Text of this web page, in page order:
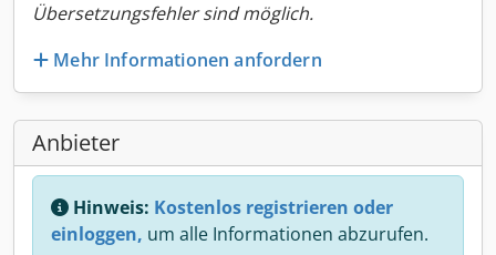
Übersetzungsfehler sind möglich.
Mehr Informationen anfordern
Anbieter
Hinweis: Kostenlos registrieren oder
einloggen, um alle Informationen abzurufen.